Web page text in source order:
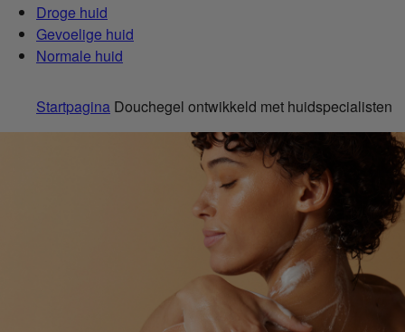
Droge huid
Gevoelige huid
Normale huid
Startpagina Douchegel ontwikkeld met huidspecialisten